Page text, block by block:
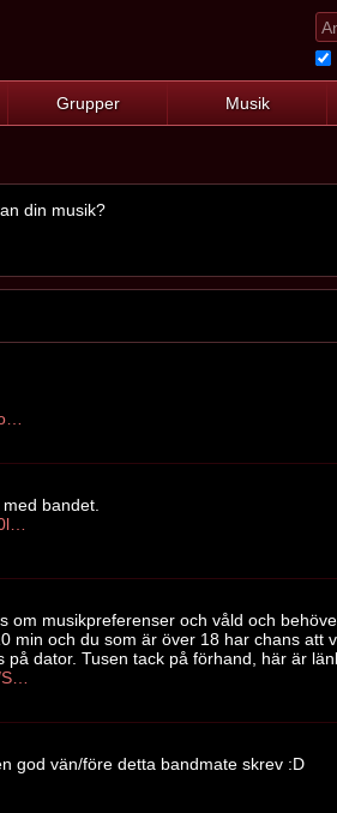
Grupper Musik
din musik?
bandet.
om musikpreferenser och våld och
min och du som är över 18 har chans att
dator. Tusen tack på förhand, här är
god vän/före detta bandmate skrev :D